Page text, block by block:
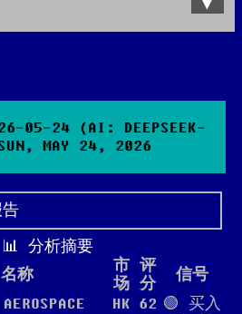
05-24 (AI: DEEPSEEK-
MAY 24, 2026
📊 分析摘要
名称
市
场
评
分
信号
HK 62 🟢 买入